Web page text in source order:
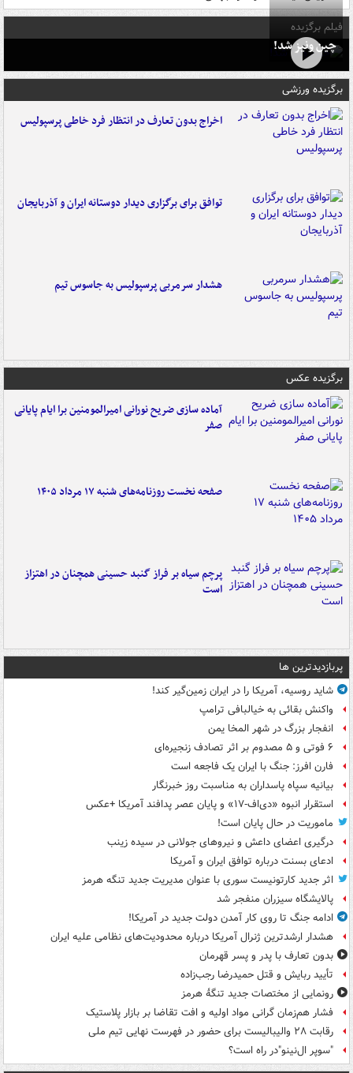
فیلم برگزیده
چین ونیز شد!
برگزیده ورزشی
اخراج بدون تعارف در انتظار فرد خاطی پرسپولیس
توافق برای برگزاری دیدار دوستانه ایران و آذربایجان
هشدار سرمربی پرسپولیس به جاسوس تیم
برگزیده عکس
آماده سازی ضریح نورانی امیرالمومنین برا ایام پایانی
صفر
صفحه نخست روزنامه‌های شنبه ۱۷ مرداد ۱۴۰۵
پرچم سیاه بر فراز گنبد حسینی همچنان در اهتزاز
است
پربازدیدترین ها
شاید روسیه، آمریکا را در ایران زمین‌گیر کند!
واکنش بقائی به خیالبافی ترامپ
انفجار بزرگ در شهر المخا یمن
۶ فوتی و ۵ مصدوم بر اثر تصادف زنجیره‌ای
فارن افرز: جنگ با ایران یک فاجعه است
بیانیه سپاه پاسداران به مناسبت روز خبرنگار
استقرار انبوه «دی‌اف‑۱۷» و پایان عصر پدافند آمریکا +عکس
ماموریت در حال پایان است!
درگیری اعضای داعش و نیروهای جولانی در سیده زینب
ادعای بسنت درباره توافق ایران و آمریکا
اثر جدید کارتونیست سوری با عنوان مدیریت جدید تنگه هرمز
پالایشگاه سیزران منفجر شد
ادامه جنگ تا روی کار آمدن دولت جدید در آمریکا!
هشدار ارشدترین ژنرال آمریکا درباره محدودیت‌های نظامی علیه ایران
بدون تعارف با پدر و پسر قهرمان
تأیید ربایش و قتل حمیدرضا رجب‌زاده
رونمایی از مختصات جدید تنگۀ هرمز
فشار هم‌زمان گرانی مواد اولیه و افت تقاضا بر بازار پلاستیک
رقابت ۲۸ والیبالیست برای حضور در فهرست نهایی تیم ملی
"سوپر ال‌نینو"در راه است؟